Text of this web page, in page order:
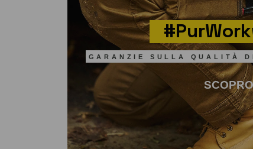
GARANZIE SULLA QUALITÀ
SCOPRO